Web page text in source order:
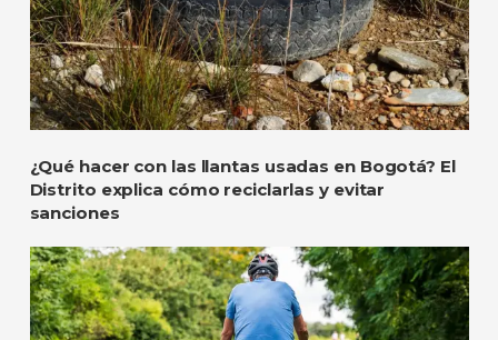
¿Qué hacer con las llantas usadas en Bogotá? El
Distrito explica cómo reciclarlas y evitar
sanciones